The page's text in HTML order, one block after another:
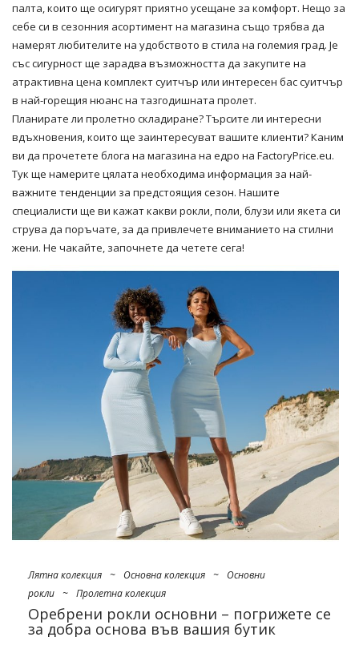
палта, които ще осигурят приятно усещане за комфорт. Нещо за
себе си в сезонния асортимент на магазина също трябва да
намерят любителите на удобството в стила на големия град. Je
със сигурност ще зарадва възможността да закупите на
атрактивна цена комплект суитчър или интересен бас суитчър
в най-горещия нюанс на тазгодишната пролет.
Планирате ли пролетно складиране? Търсите ли интересни
вдъхновения, които ще заинтересуват вашите клиенти? Каним
ви да прочетете блога на магазина на едро на FactoryPrice.eu.
Тук ще намерите цялата необходима информация за най-
важните тенденции за предстоящия сезон. Нашите
специалисти ще ви кажат какви рокли, поли, блузи или якета си
струва да поръчате, за да привлечете вниманието на стилни
жени. Не чакайте, започнете да четете сега!
Лятна колекция ~ Основна колекция ~
Основни
рокли ~ Пролетна колекция
Оребрени рокли основни – погрижете се
за добра основа във вашия бутик